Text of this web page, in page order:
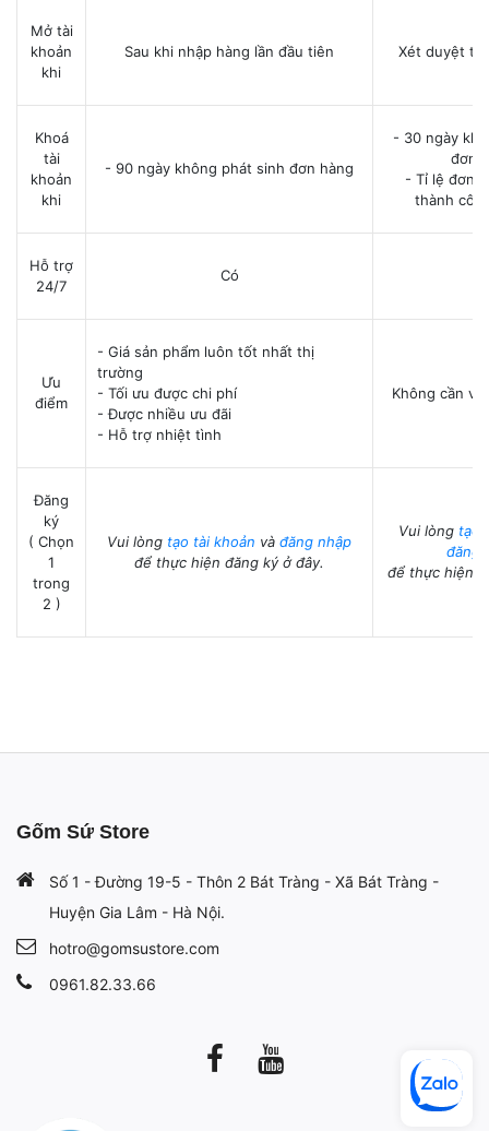
Mở tài
khoản
khi
Sau khi nhập hàng lần đầu tiên Xét duyệt
Khoá
tài
khoản
khi
- 90 ngày không phát sinh đơn hàng
- 30 ngày
đơn
- Tỉ lệ đơn
thành
Hỗ trợ
24/7
Có
Ưu
điểm
- Giá sản phẩm luôn tốt nhất thị
trường
- Tối ưu được chi phí
- Được nhiều ưu đãi
- Hỗ trợ nhiệt tình
Không cần
Đăng
ký
( Chọn
1
trong
2 )
Vui lòng tạo tài khoản và đăng nhập
để thực hiện đăng ký ở đây.
Vui lòng tạo
đăng
để thực hiện
Gốm Sứ Store
Số 1 - Đường 19-5 - Thôn 2 Bát Tràng - Xã Bát Tràng -
Huyện Gia Lâm - Hà Nội.
hotro@gomsustore.com
0961.82.33.66